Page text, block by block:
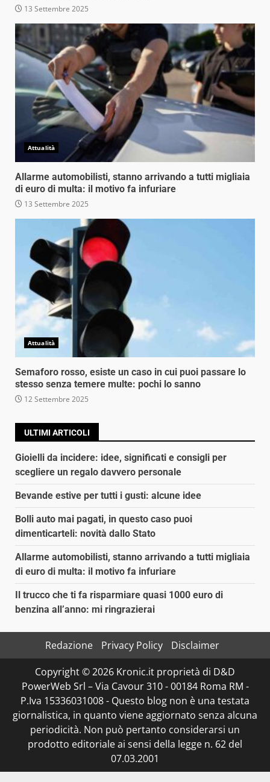
13 Settembre 2025
Attualità
Allarme automobilisti, stanno arrivando a tutti migliaia
di euro di multa: il motivo fa infuriare
13 Settembre 2025
Attualità
Semaforo rosso, esiste un caso in cui puoi passare lo
stesso senza temere multe: pochi lo sanno
12 Settembre 2025
ULTIMI ARTICOLI
Gioielli da incidere: idee, significati e consigli per
scegliere un regalo davvero personale
Bevande estive per tutti i gusti: alcune idee
Bolli auto mai pagati, in questo caso puoi
dimenticarteli: novità dallo Stato
Allarme automobilisti, stanno arrivando a tutti migliaia
di euro di multa: il motivo fa infuriare
Il trucco che ti fa risparmiare quasi 1000 euro di
benzina all’anno: mi ringrazierai
Redazione Privacy Policy
Disclaimer
Copyright © 2026 Kronic.it proprietà di D&D
PowerWeb Srl – Via Cavour 310 - 00184 Roma RM -
P.Iva 15336031008 - Questo blog non è una testata
giornalistica, in quanto viene aggiornato senza alcuna
periodicità. Non può pertanto considerarsi un
prodotto editoriale ai sensi della legge n. 62 del
07.03.2001